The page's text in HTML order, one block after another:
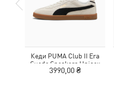
Кеди PUMA Club II Era
Suede Sneakers Unisex
3990,00 ₴